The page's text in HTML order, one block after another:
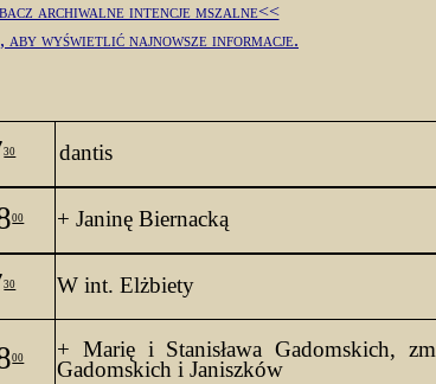
archiwalne intencje mszalne<<
aby wyświetlić najnowsze informacje.
30 dantis
00 + Janinę Biernacką
30 W int. Elżbiety
00 + Marię i Stanisława Gadomskich, zm
Gadomskich i Janiszków